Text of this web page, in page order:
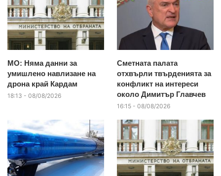
МО: Няма данни за
умишлено навлизане на
дрона край Кардам
18:13 - 08/08/2026
Сметната палата
отхвърли твърденията за
конфликт на интереси
около Димитър Главчев
16:15 - 08/08/2026